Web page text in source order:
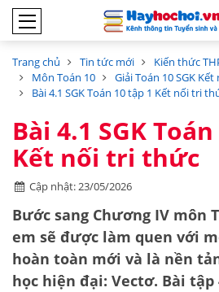
Trang chủ Tin tức mới Kiến thức
Môn Toán 10
Giải Toán 10 SGK
Bài 4.1 SGK Toán 10 tập 1 Kết nối tri
Bài 4.1 SGK
Kết nối tri thức
Cập nhật: 23/05/2026
Bước sang Chương IV môn
em sẽ được làm quen với
hoàn toàn mới và là nền
học hiện đại: Vectơ. Bài tập